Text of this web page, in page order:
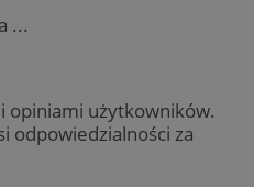
...
opiniami użytkowników.
odpowiedzialności za